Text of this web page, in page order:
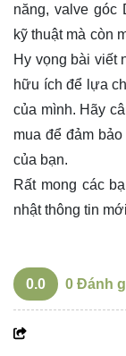
năng, valve góc
kỹ thuật mà còn
Hy vọng bài viết
hữu ích để lựa
của mình. Hãy
mua để đảm
của bạn.
Rất mong các
nhật thông tin
0.0 0 Đánh